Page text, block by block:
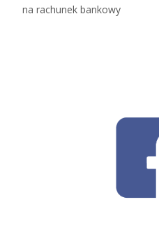
na rachunek bankowy